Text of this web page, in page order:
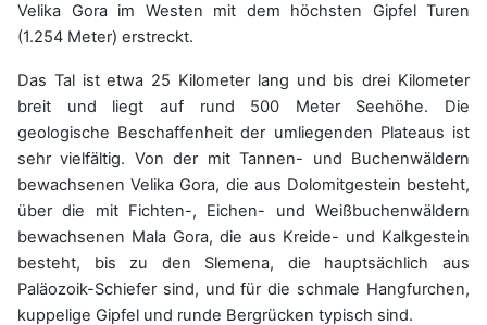
Velika Gora im Westen mit dem höchsten Gipfel Turen
(1.254 Meter) erstreckt.
Das Tal ist etwa 25 Kilometer lang und bis drei Kilometer
breit und liegt auf rund 500 Meter Seehöhe. Die
geologische Beschaffenheit der umliegenden Plateaus ist
sehr vielfältig. Von der mit Tannen- und Buchenwäldern
bewachsenen Velika Gora, die aus Dolomitgestein besteht,
über die mit Fichten-, Eichen- und Weißbuchenwäldern
bewachsenen Mala Gora, die aus Kreide- und Kalkgestein
besteht, bis zu den Slemena, die hauptsächlich aus
Paläozoik-Schiefer sind, und für die schmale Hangfurchen,
kuppelige Gipfel und runde Bergrücken typisch sind.